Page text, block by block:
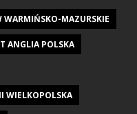
WARMIŃSKO-MAZURSKIE
ANGLIA POLSKA
WIELKOPOLSKA